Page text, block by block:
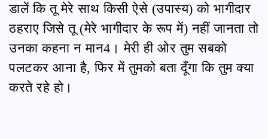
डालें कि तू मेरे साथ किसी ऐसे (उपास्य) को भागीदार
ठहराए जिसे तू (मेरे भागीदार के रूप में) नहीं जानता तो
उनका कहना न मान4। मेरी ही ओर तुम सबको
पलटकर आना है, फिर में तुमको बता दूँगा कि तुम क्या
करते रहे हो।